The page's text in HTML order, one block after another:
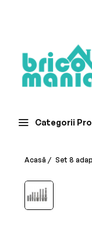
Categorii
Acasă / Set 8